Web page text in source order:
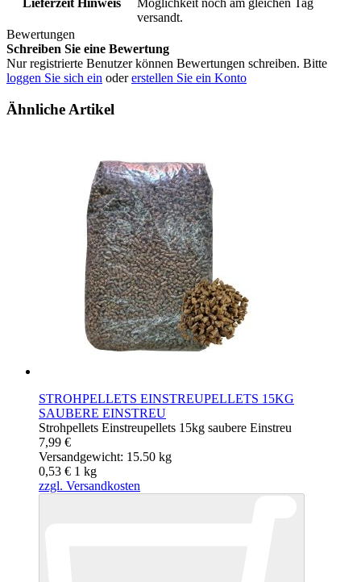
Lieferzeit Hinweis
Möglichkeit noch am gleichen Tag
versandt.
Bewertungen
Schreiben Sie eine Bewertung
Nur registrierte Benutzer können Bewertungen schreiben. Bitte
loggen Sie sich ein odererstellen Sie ein Konto
Ähnliche Artikel
STROHPELLETS EINSTREUPELLETS 15KG
SAUBERE EINSTREU
Strohpellets Einstreupellets 15kg saubere Einstreu
7,99 €
Versandgewicht: 15.50 kg
0,53 € 1 kg
zzgl. Versandkosten